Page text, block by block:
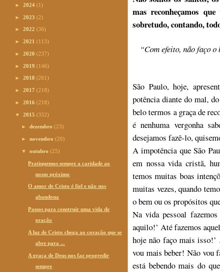
► 2024 (1)
► 2023 (2)
► 2022 (36)
► 2021 (113)
► 2020 (237)
► 2019 (146)
► 2018 (261)
► 2017 (218)
► 2016 (218)
▼ 2015 (352)
►dezembro(23)
►novembro(20)
▼outubro(25)
Pratiquemos sempre a caridade ao
nosso próximo
O amor de Cristo é fiel e não nos
abandona
Passos para construir uma vida de
oração
A luz de Cristo chega ao coração que se
abre para ...
A graça de Deus nos faz progredir
sempre
mas reconheçamos
sobretudo, contando,
“Com efeito, não faço
São Paulo, hoje,
potência diante do mal,
belo termos a graça de
é nenhuma vergonha
desejamos fazê-lo,
A impotência que São
em nossa vida cristã,
temos muitas boas
muitas vezes, quando
o bem ou os propósitos
Na vida pessoal
aquilo!’ Até fazemos
hoje não faço mais
vou mais beber! Não vou
está bebendo mais do